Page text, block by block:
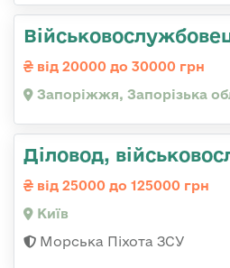
від 20000 до 30000 грн
Запоріжжя, Запорізька
Діловод,
від 25000 до 125000 грн
Київ
Морська Піхота ЗСУ